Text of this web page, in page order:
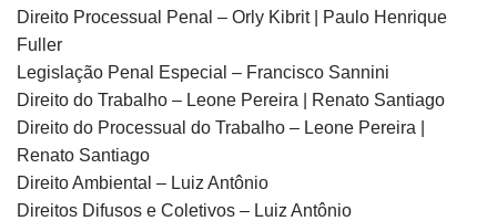
Direito Processual Penal – Orly Kibrit | Paulo Henrique
Fuller
Legislação Penal Especial – Francisco Sannini
Direito do Trabalho – Leone Pereira | Renato Santiago
Direito do Processual do Trabalho – Leone Pereira |
Renato Santiago
Direito Ambiental – Luiz Antônio
Direitos Difusos e Coletivos – Luiz Antônio